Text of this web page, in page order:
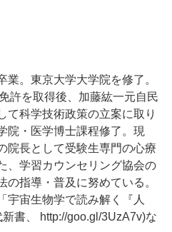
。東京大学大学院を修了。
許を取得後、加藤紘一元自民
て科学技術政策の立案に取り
院・医学博士課程修了。現
院長として受験生専門の心療
、学習カウンセリング協会の
指導・普及に努めている。
宇宙生物学で読み解く『人
書、 http://goo.gl/3UzA7v)な